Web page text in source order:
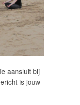
aansluit bij
is jouw